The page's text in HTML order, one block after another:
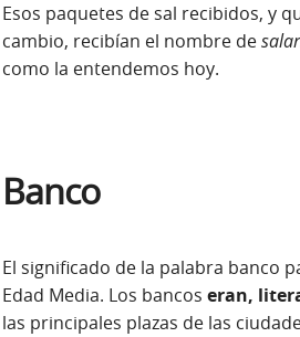
Esos paquetes de sal recibidos, y
cambio, recibían el nombre de
como la entendemos hoy.
Banco
El significado de la palabra banco
Edad Media. Los bancos eran,
las principales plazas de las